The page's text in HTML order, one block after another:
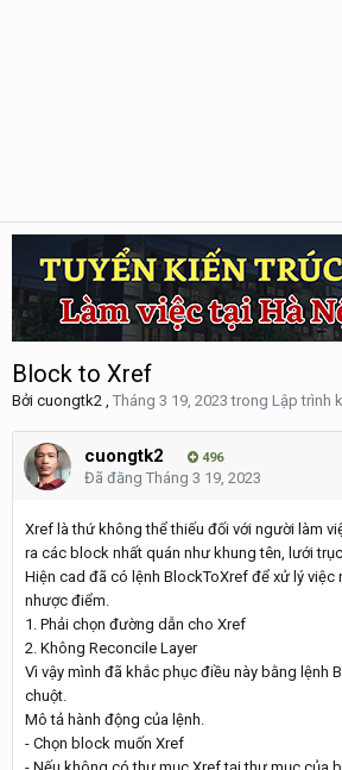
Block to Xref
Bởi cuongtk2 , Tháng 3 19, 2023trong Lập trình
cuongtk2 496
Đã đăng Tháng 3 19, 2023
Xref là thứ không thể thiếu đối với người làm
ra các block nhất quán như khung tên, lưới
Hiện cad đã có lệnh BlockToXref để xử lý việc
nhược điểm.
1. Phải chọn đường dẫn cho Xref
2. Không Reconcile Layer
Vì vậy mình đã khắc phục điều này bằng lệnh
chuột.
Mô tả hành động của lệnh.
- Chọn block muốn Xref